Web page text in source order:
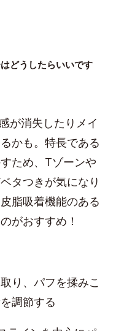
どうしたらいいです
が消失したりメイ
かも。特長である
ため、Tゾーンや
タつきが気になり
脂吸着機能のある
がおすすめ！
り、パフを揉みこ
調節する